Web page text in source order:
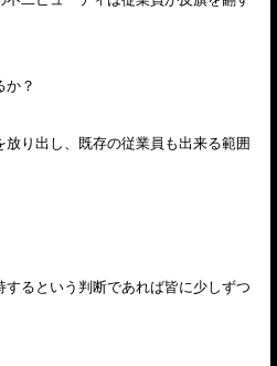
か？
り出し、既存の従業員も出来る範囲
るという判断であれば皆に少しずつ